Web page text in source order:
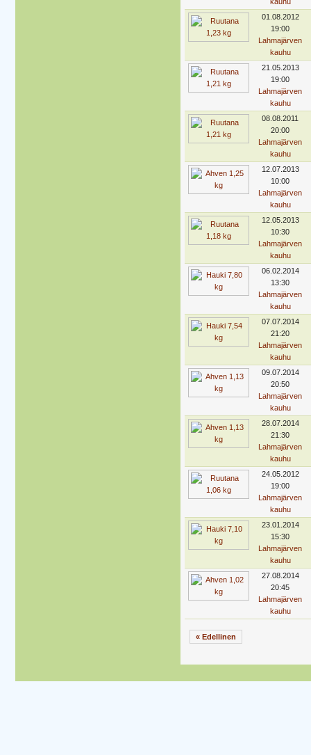
01.08.2012
19:00
Lahmajärven
kauhu
21.05.2013
19:00
Lahmajärven
kauhu
08.08.2011
20:00
Lahmajärven
kauhu
12.07.2013
10:00
Lahmajärven
kauhu
12.05.2013
10:30
Lahmajärven
kauhu
06.02.2014
13:30
Lahmajärven
kauhu
07.07.2014
21:20
Lahmajärven
kauhu
09.07.2014
20:50
Lahmajärven
kauhu
28.07.2014
21:30
Lahmajärven
kauhu
24.05.2012
19:00
Lahmajärven
kauhu
23.01.2014
15:30
Lahmajärven
kauhu
27.08.2014
20:45
Lahmajärven
kauhu
« Edellinen